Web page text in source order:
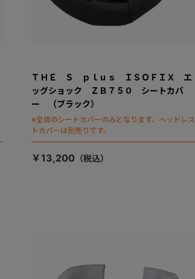
ＴＨＥ Ｓ ｐｌｕｓ ＩＳＯＦＩＸ エ
ッグショック ＺＢ７５０ シートカバ
ー （ブラック）
※全体のシートカバーのみとなります。ヘッドレス
トカバーは別売りです。
￥13,200